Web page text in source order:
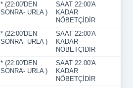
* (22:00'DEN
SONRA- URLA )
SAAT 22:00'A
KADAR
NÖBETÇİDİR
* (22:00'DEN
SONRA- URLA )
SAAT 22:00'A
KADAR
NÖBETÇİDİR
* (22:00'DEN
SONRA- URLA )
SAAT 22:00'A
KADAR
NÖBETÇİDİR